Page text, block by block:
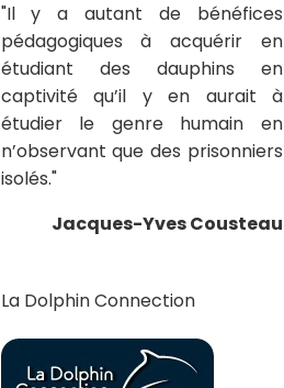
"Il y a autant de bénéfices
pédagogiques à acquérir en
étudiant des dauphins en
captivité qu’il y en aurait à
étudier le genre humain en
n’observant que des prisonniers
isolés."
Jacques-Yves Cousteau
La Dolphin Connection